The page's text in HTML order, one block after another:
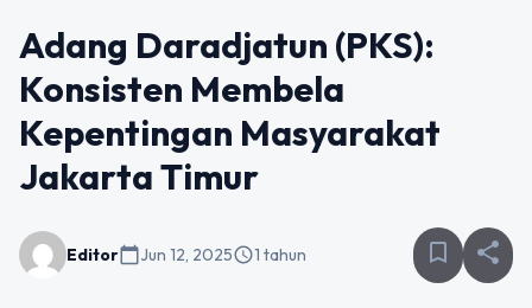
Adang Daradjatun (PKS):
Konsisten Membela
Kepentingan Masyarakat
Jakarta Timur
Editorcalendar_today Jun 12, 2025schedule1 tahun bookmark_border share